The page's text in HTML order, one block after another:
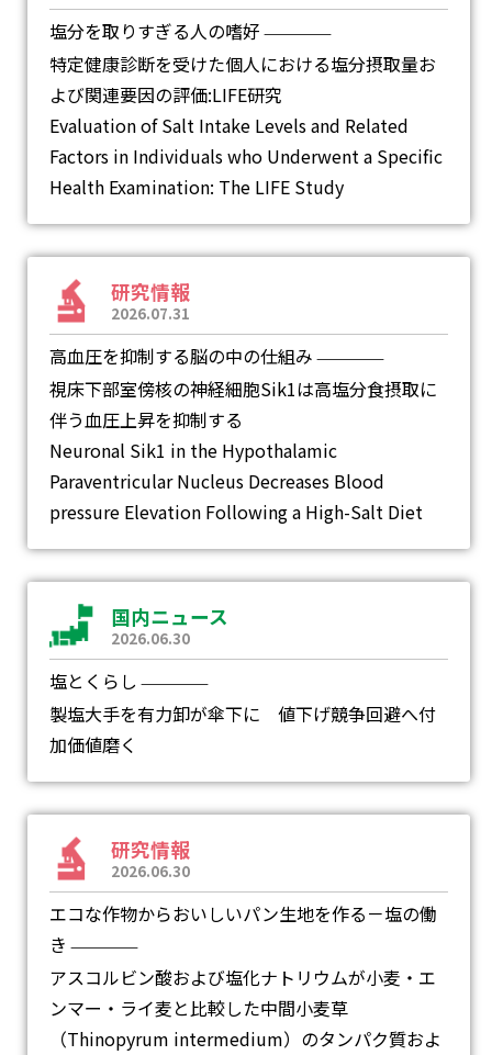
塩分を取りすぎる人の嗜好 ―
特定健康診断を受けた個人における塩分摂取量お
よび関連要因の評価:LIFE研究
Evaluation of Salt Intake Levels and Related
Factors in Individuals who Underwent a Specific
Health Examination: The LIFE Study
研究情報
2026.07.31
高血圧を抑制する脳の中の仕組み ―
視床下部室傍核の神経細胞Sik1は高塩分食摂取に
伴う血圧上昇を抑制する
Neuronal Sik1 in the Hypothalamic
Paraventricular Nucleus Decreases Blood
pressure Elevation Following a High-Salt Diet
国内ニュース
2026.06.30
塩とくらし ―
製塩大手を有力卸が傘下に 値下げ競争回避へ付
加価値磨く
研究情報
2026.06.30
エコな作物からおいしいパン生地を作る－塩の働
き ―
アスコルビン酸および塩化ナトリウムが小麦・エ
ンマー・ライ麦と比較した中間小麦草
（Thinopyrum intermedium）のタンパク質およ